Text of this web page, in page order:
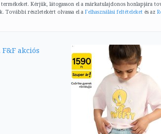
Kérjük, látogasson el a márkatulajdonos honlapjára
További részletekért olvassa el a Felhasználási feltételeket és az